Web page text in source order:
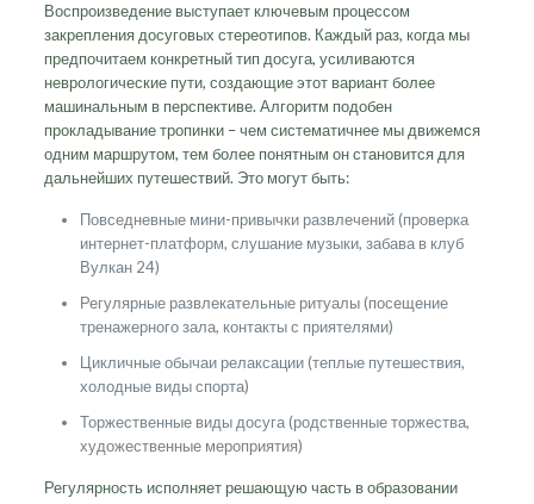
Воспроизведение выступает ключевым процессом
закрепления досуговых стереотипов. Каждый раз, когда мы
предпочитаем конкретный тип досуга, усиливаются
неврологические пути, создающие этот вариант более
машинальным в перспективе. Алгоритм подобен
прокладывание тропинки – чем систематичнее мы движемся
одним маршрутом, тем более понятным он становится для
дальнейших путешествий. Это могут быть:
Повседневные мини-привычки развлечений (проверка
интернет-платформ, слушание музыки, забава в клуб
Вулкан 24)
Регулярные развлекательные ритуалы (посещение
тренажерного зала, контакты с приятелями)
Цикличные обычаи релаксации (теплые путешествия,
холодные виды спорта)
Торжественные виды досуга (родственные торжества,
художественные мероприятия)
Регулярность исполняет решающую часть в образовании